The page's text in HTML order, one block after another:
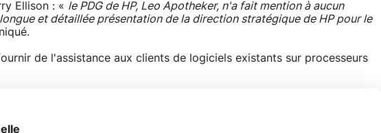
Ellison : « le PDG de HP, Leo Apotheker, n'a fait mention à aucun
et détaillée présentation de la direction stratégique de HP pour le
de l'assistance aux clients de logiciels existants sur processeurs